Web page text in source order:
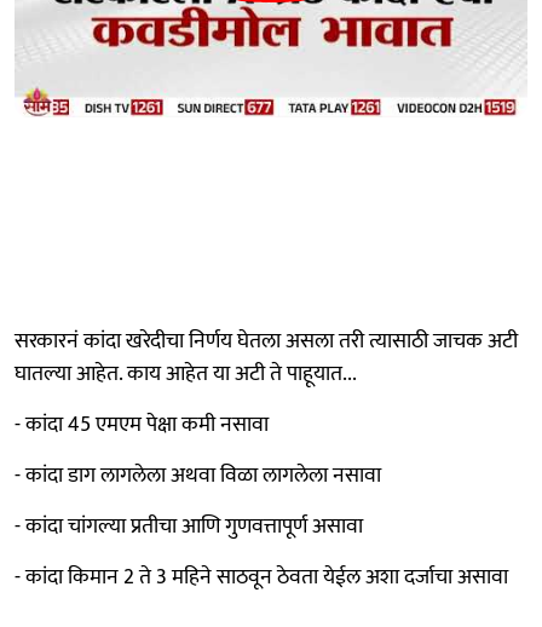
सरकारनं कांदा खरेदीचा निर्णय घेतला असला तरी त्यासाठी जाचक अटी
घातल्या आहेत. काय आहेत या अटी ते पाहूयात...
- कांदा 45 एमएम पेक्षा कमी नसावा
- कांदा डाग लागलेला अथवा विळा लागलेला नसावा
- कांदा चांगल्या प्रतीचा आणि गुणवत्तापूर्ण असावा
- कांदा किमान 2 ते 3 महिने साठवून ठेवता येईल अशा दर्जाचा असावा